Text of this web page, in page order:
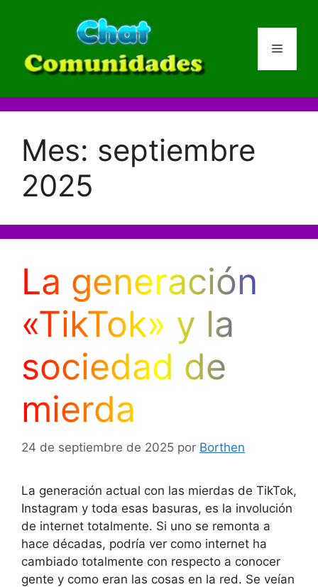
Menú
Mes: septiembre
2025
La generación
«TikTok» y la
sociedad de
mierda
24 de septiembre de 2025 por Borthen
La generación actual con las mierdas de TikTok,
Instagram y toda esas basuras, es la involución
de internet totalmente. Si uno se remonta a
hace décadas, podría ver como internet ha
cambiado totalmente con respecto a conocer
gente y como eran las cosas en la red. Se veían